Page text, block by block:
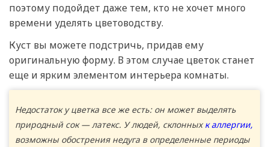
поэтому подойдет даже тем, кто не хочет много
времени уделять цветоводству.
Куст вы можете подстричь, придав ему
оригинальную форму. В этом случае цветок станет
еще и ярким элементом интерьера комнаты.
Недостаток у цветка все же есть: он может выделять
природный сок — латекс. У людей, склонныхк аллергии,
возможны обострения недуга в определенные периоды